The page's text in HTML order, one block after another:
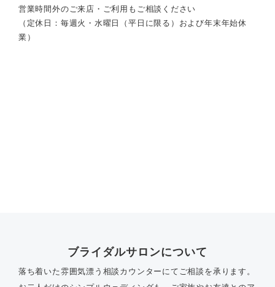
営業時間外のご来店・ご利用もご相談ください
（定休日：毎週火・水曜日（平日に限る）および年末年始休
業）
ブライダルサロンについて
落ち着いた雰囲気漂う相談カウンターにてご相談を承ります。